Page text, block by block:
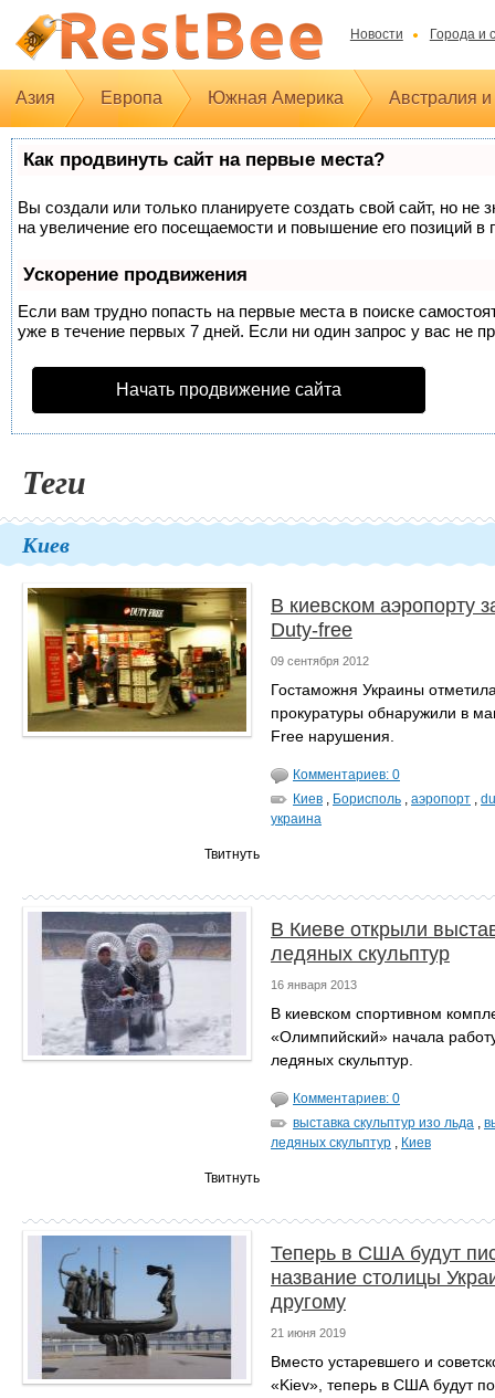
Новости Города и
Азия Европа Южная Америка Австралия
Как продвинуть сайт на первые места?
Вы создали или только планируете создать свой сайт, но
на увеличение его посещаемости и повышение его позиций в
Ускорение продвижения
Если вам трудно попасть на первые места в поиске
уже в течение первых 7 дней. Если ни один запрос у вас не
Начать продвижение сайта
Теги
Киев
В киевском аэропорту
Duty-free
09 сентября 2012
Гостаможня Украины
прокуратуры обнаружили в
Free нарушения.
Комментариев: 0
Киев , Борисполь , аэропорт ,
украина
Твитнуть
В Киеве открыли
ледяных скульптур
16 января 2013
В киевском спортивном
«Олимпийский» начала
ледяных скульптур.
Комментариев: 0
выставка скульптур изо льда ,
ледяных скульптур , Киев
Твитнуть
Теперь в США будут
название столицы
другому
21 июня 2019
Вместо устаревшего и
«Kiev», теперь в США будут